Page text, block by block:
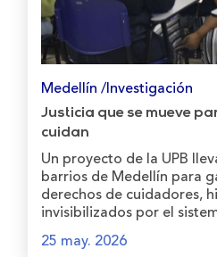
Medellín /Investigación
Justicia que se mueve
cuidan
Un proyecto de la UPB
barrios de Medellín para
derechos de cuidadores,
invisibilizados por el
25 may. 2026